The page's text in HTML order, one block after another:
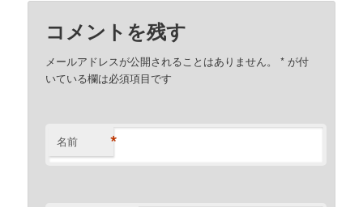
コメントを残す
メールアドレスが公開されることはありません。* が付
いている欄は必須項目です
名前 *